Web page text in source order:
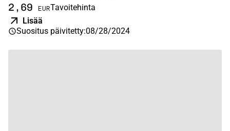
2,69 EURTavoitehinta
Lisää
Suositus päivitetty:08/28/2024